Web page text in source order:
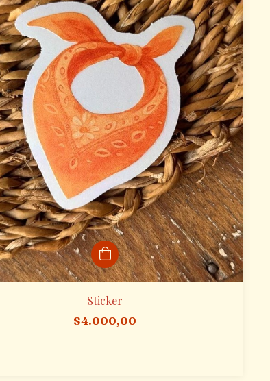
Sticker
$4.000,00